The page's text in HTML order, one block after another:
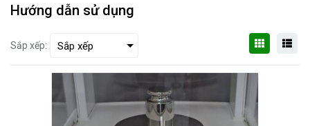
Hướng dẫn sử dụng
Sắp xếp: